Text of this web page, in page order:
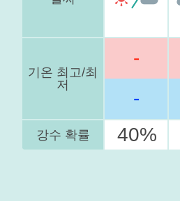
기온 최고/최
저
-
-
강수 확률 40%